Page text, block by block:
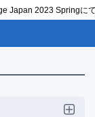
Japan 2023 Springに